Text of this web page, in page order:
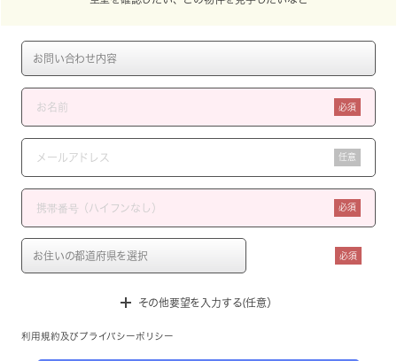
必須
任意
必須
必須
その他要望を入力する(任意）
利用規約 及び プライバシーポリシー